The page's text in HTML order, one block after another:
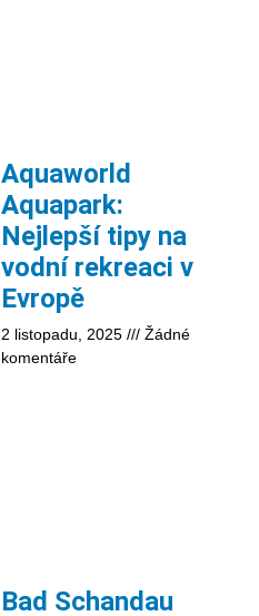
Aquaworld
Aquapark:
Nejlepší tipy na
vodní rekreaci v
Evropě
2 listopadu, 2025
Žádné
komentáře
Bad Schandau